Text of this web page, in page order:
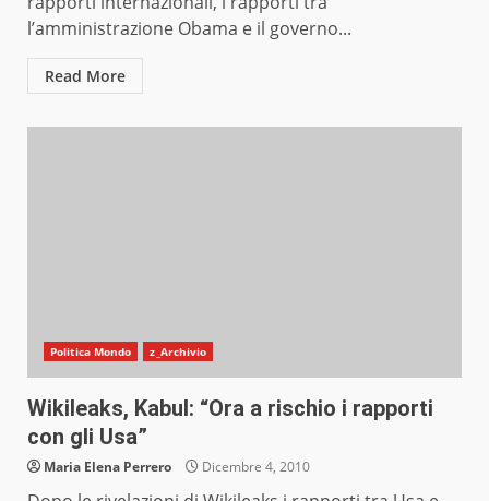
l’amministrazione Obama e il governo...
Read More
Politica Mondo z_Archivio
Wikileaks, Kabul: “Ora a rischio i rapporti
con gli Usa”
Maria Elena Perrero Dicembre 4, 2010